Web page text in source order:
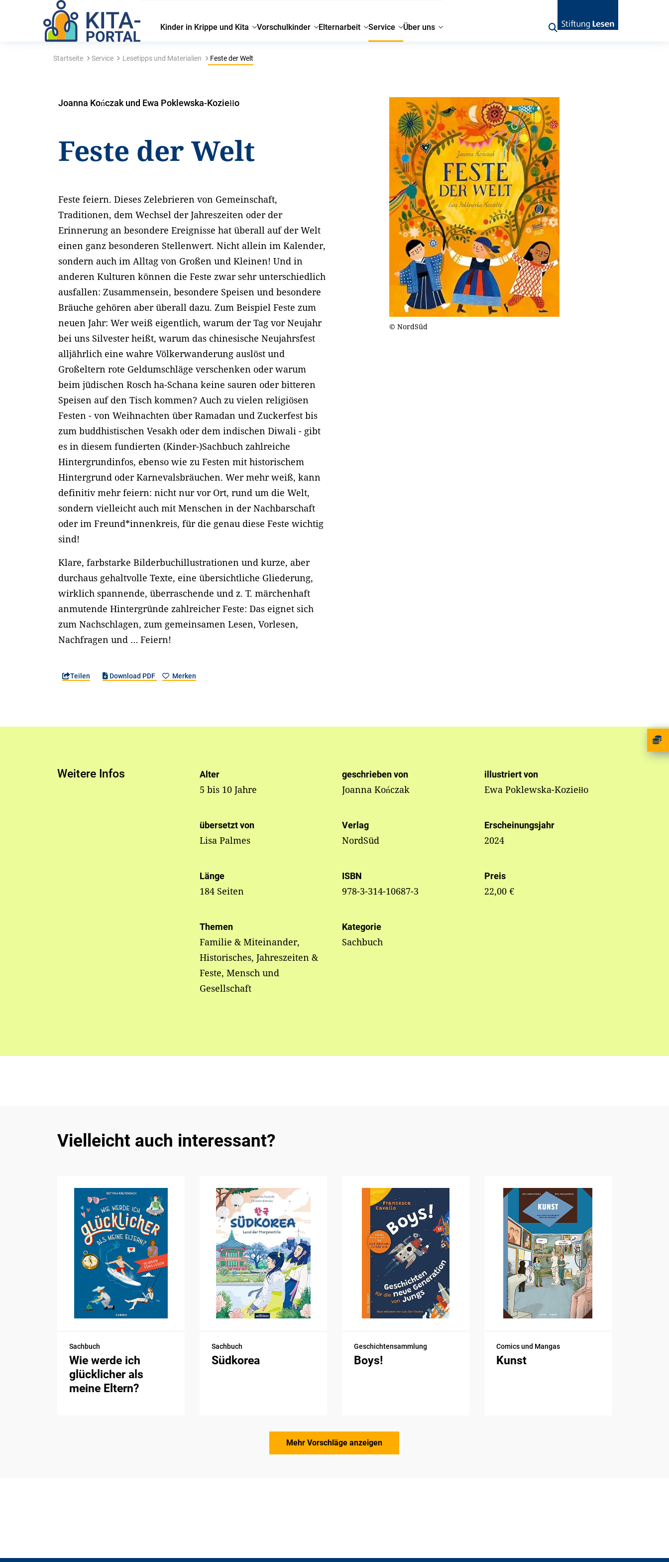
Kinder in Krippe und Kita Vorschulkinder Elternarbeit Service Über uns
Startseite Service Lesetipps und Materialien Feste der Welt
Joanna Kończak und Ewa Poklewska-Koziełło
Feste der Welt
Feste feiern. Dieses Zelebrieren von Gemeinschaft,
Traditionen, dem Wechsel der Jahreszeiten oder der
Erinnerung an besondere Ereignisse hat überall auf der Welt
einen ganz besonderen Stellenwert. Nicht allein im Kalender,
sondern auch im Alltag von Großen und Kleinen! Und in
anderen Kulturen können die Feste zwar sehr unterschiedlich
ausfallen: Zusammensein, besondere Speisen und besondere
Bräuche gehören aber überall dazu. Zum Beispiel Feste zum
neuen Jahr: Wer weiß eigentlich, warum der Tag vor Neujahr
bei uns Silvester heißt, warum das chinesische Neujahrsfest
alljährlich eine wahre Völkerwanderung auslöst und
Großeltern rote Geldumschläge verschenken oder warum
beim jüdischen Rosch ha-Schana keine sauren oder bitteren
Speisen auf den Tisch kommen? Auch zu vielen religiösen
Festen - von Weihnachten über Ramadan und Zuckerfest bis
zum buddhistischen Vesakh oder dem indischen Diwali - gibt
es in diesem fundierten (Kinder-)Sachbuch zahlreiche
Hintergrundinfos, ebenso wie zu Festen mit historischem
Hintergrund oder Karnevalsbräuchen. Wer mehr weiß, kann
definitiv mehr feiern: nicht nur vor Ort, rund um die Welt,
sondern vielleicht auch mit Menschen in der Nachbarschaft
oder im Freund*innenkreis, für die genau diese Feste wichtig
sind!
Klare, farbstarke Bilderbuchillustrationen und kurze, aber
durchaus gehaltvolle Texte, eine übersichtliche Gliederung,
wirklich spannende, überraschende und z. T. märchenhaft
anmutende Hintergründe zahlreicher Feste: Das eignet sich
zum Nachschlagen, zum gemeinsamen Lesen, Vorlesen,
Nachfragen und … Feiern!
Teilen Download PDF Merken
© NordSüd
Weitere Infos Alter
5 bis 10 Jahre
geschrieben von
Joanna Kończak
illustriert von
Ewa Poklewska-Koziełło
übersetzt von
Lisa Palmes
Verlag
NordSüd
Erscheinungsjahr
2024
Länge
184 Seiten
ISBN
978-3-314-10687-3
Preis
22,00 €
Themen
Familie & Miteinander,
Historisches, Jahreszeiten &
Feste, Mensch und
Gesellschaft
Kategorie
Sachbuch
Vielleicht auch interessant?
Sachbuch
Wie werde ich
glücklicher als
meine Eltern?
Sachbuch
Südkorea
Geschichtensammlung
Boys!
Comics und Mangas
Kunst
Mehr Vorschläge anzeigen